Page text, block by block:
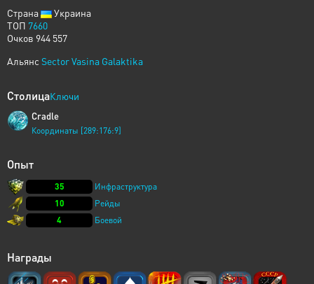
Страна
Украина
ТОП 7660
Очков 944 557
Альянс Sector Vasina Galaktika
СтолицаКлючи
Cradle
Координаты [289:176:9]
Опыт
35
Инфраструктура
10
Рейды
4
Боевой
Награды